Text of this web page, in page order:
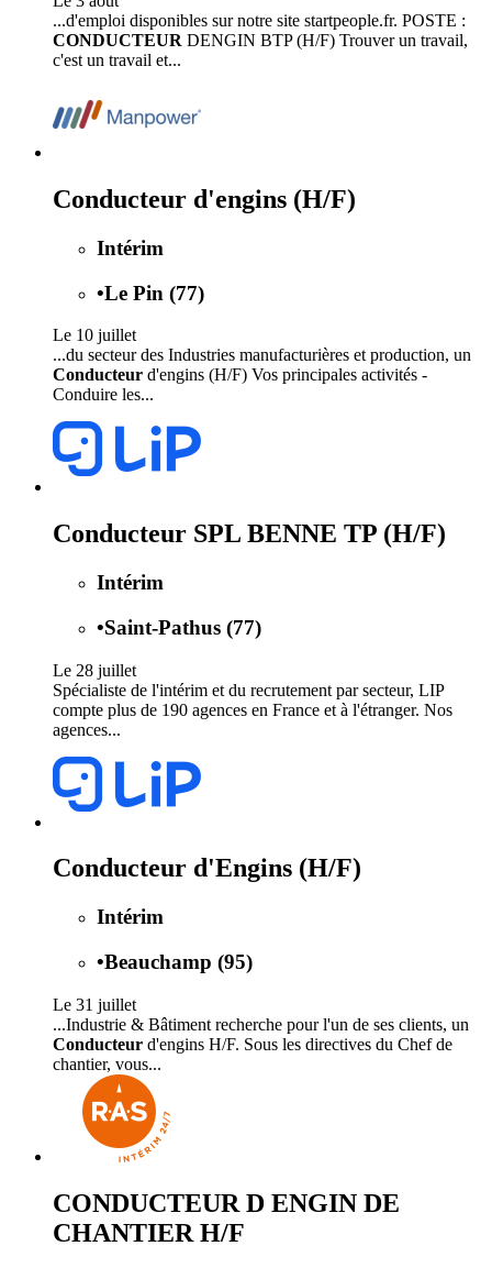
...d'emploi disponibles sur notre site startpeople.fr. POSTE :
CONDUCTEUR DENGIN BTP (H/F) Trouver un travail,
c'est un travail et...
Conducteur d'engins (H/F)
Intérim
•Le Pin (77)
Le 10 juillet
...du secteur des Industries manufacturières et production, un
Conducteur d'engins (H/F) Vos principales activités -
Conduire les...
Conducteur SPL BENNE TP (H/F)
Intérim
•Saint-Pathus (77)
Le 28 juillet
Spécialiste de l'intérim et du recrutement par secteur, LIP
compte plus de 190 agences en France et à l'étranger. Nos
agences...
Conducteur d'Engins (H/F)
Intérim
•Beauchamp (95)
Le 31 juillet
...Industrie & Bâtiment recherche pour l'un de ses clients, un
Conducteur d'engins H/F. Sous les directives du Chef de
chantier, vous...
CONDUCTEUR D ENGIN DE
CHANTIER H/F